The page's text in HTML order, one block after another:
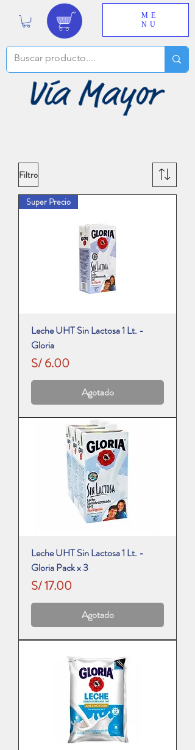
ME
NU
Filtro
Super Precio
Leche UHT Sin Lactosa 1 Lt. -
Gloria
Precio
S/ 6.00
Agotado
Leche UHT Sin Lactosa 1 Lt. -
Gloria Pack x 3
Precio
S/ 17.00
Agotado